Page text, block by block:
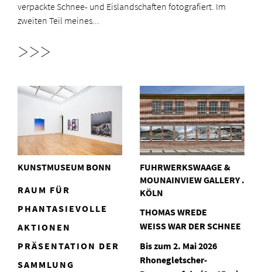
verpackte Schnee- und Eislandschaften fotografiert. Im
zweiten Teil meines...
>>>
KUNSTMUSEUM BONN
RAUM FÜR
PHANTASIEVOLLE
AKTIONEN
PRÄSENTATION DER
SAMMLUNG
FUHRWERKSWAAGE &
MOUNAINVIEW GALLERY .
KÖLN
THOMAS WREDE
WEISS WAR DER SCHNEE
Bis zum 2. Mai 2026
Rhonegletscher-